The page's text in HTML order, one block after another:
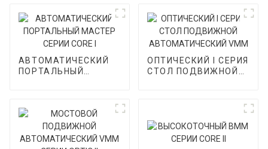
АВТОМАТИЧЕСКИЙ
ПОРТАЛЬНЫЙ
ОПТИЧЕСКИЙ I СЕРИЯ
СТОЛ ПОДВИЖНОЙ